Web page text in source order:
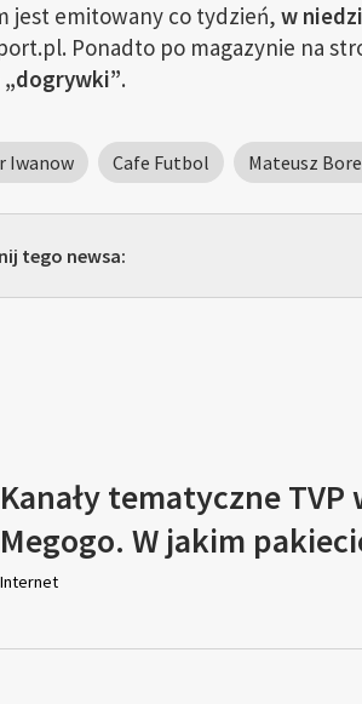
jest emitowany co tydzień, w
Ponadto po magazynie na
„dogrywki”.
Iwanow Cafe Futbol Mateusz
tego newsa:
Kanały tematyczne TVP
Megogo. W jakim
Internet